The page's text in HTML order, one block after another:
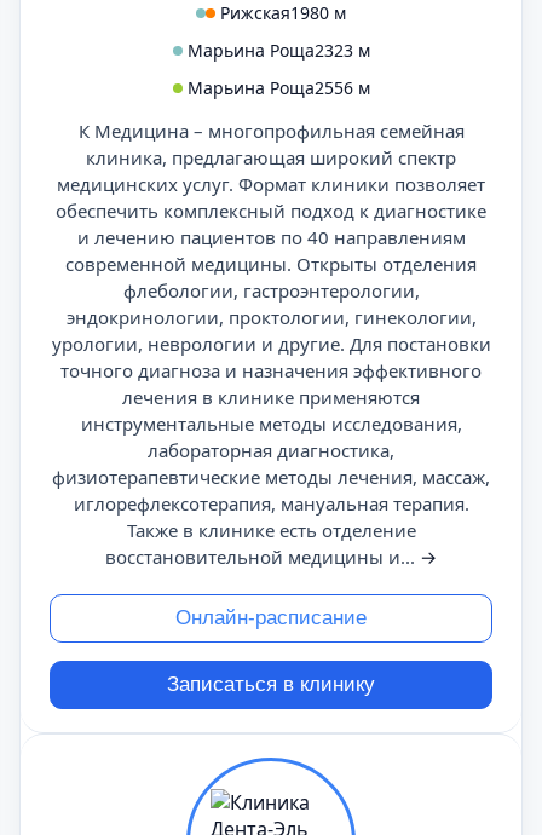
Рижская1980 м
Марьина Роща2323 м
Марьина Роща2556 м
К Медицина – многопрофильная семейная
клиника, предлагающая широкий спектр
медицинских услуг. Формат клиники позволяет
обеспечить комплексный подход к диагностике
и лечению пациентов по 40 направлениям
современной медицины. Открыты отделения
флебологии, гастроэнтерологии,
эндокринологии, проктологии, гинекологии,
урологии, неврологии и другие. Для постановки
точного диагноза и назначения эффективного
лечения в клинике применяются
инструментальные методы исследования,
лабораторная диагностика,
физиотерапевтические методы лечения, массаж,
иглорефлексотерапия, мануальная терапия.
Также в клинике есть отделение
восстановительной медицины и... →
Онлайн-расписание
Записаться в клинику